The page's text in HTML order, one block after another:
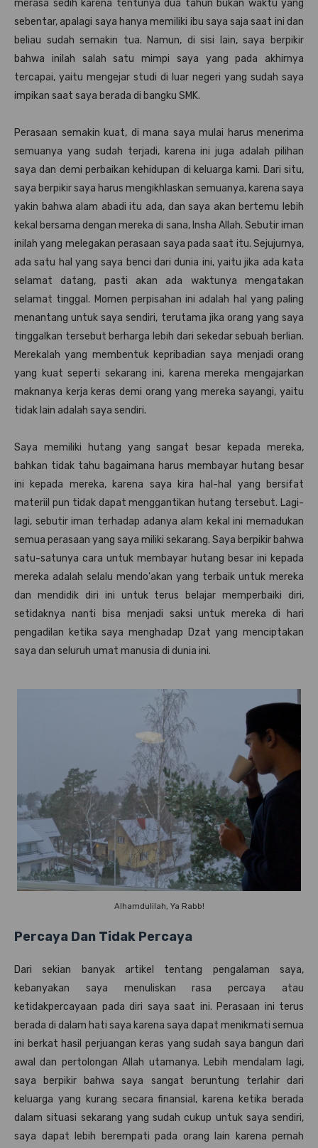
merasa sedih karena tentunya dua tahun bukan waktu yang
sebentar, apalagi saya hanya memiliki ibu saya saja saat ini dan
beliau sudah semakin tua. Namun, di sisi lain, saya berpikir
bahwa inilah salah satu mimpi saya yang pada akhirnya
tercapai, yaitu mengejar studi di luar negeri yang sudah saya
impikan saat saya berada di bangku SMK.
Perasaan semakin kuat, di mana saya mulai harus menerima
semuanya yang sudah terjadi, karena ini juga adalah pilihan
saya dan demi perbaikan kehidupan di keluarga kami. Dari situ,
saya berpikir saya harus mengikhlaskan semuanya, karena saya
yakin bahwa alam abadi itu ada, dan saya akan bertemu lebih
kekal bersama dengan mereka di sana, Insha Allah. Sebutir iman
inilah yang melegakan perasaan saya pada saat itu. Sejujurnya,
ada satu hal yang saya benci dari dunia ini, yaitu jika ada kata
selamat datang, pasti akan ada waktunya mengatakan
selamat tinggal. Momen perpisahan ini adalah hal yang paling
menantang untuk saya sendiri, terutama jika orang yang saya
tinggalkan tersebut berharga lebih dari sekedar sebuah berlian.
Merekalah yang membentuk kepribadian saya menjadi orang
yang kuat seperti sekarang ini, karena mereka mengajarkan
maknanya kerja keras demi orang yang mereka sayangi, yaitu
tidak lain adalah saya sendiri.
Saya memiliki hutang yang sangat besar kepada mereka,
bahkan tidak tahu bagaimana harus membayar hutang besar
ini kepada mereka, karena saya kira hal-hal yang bersifat
materiil pun tidak dapat menggantikan hutang tersebut. Lagi-
lagi, sebutir iman terhadap adanya alam kekal ini memadukan
semua perasaan yang saya miliki sekarang. Saya berpikir bahwa
satu-satunya cara untuk membayar hutang besar ini kepada
mereka adalah selalu mendo'akan yang terbaik untuk mereka
dan mendidik diri ini untuk terus belajar memperbaiki diri,
setidaknya nanti bisa menjadi saksi untuk mereka di hari
pengadilan ketika saya menghadap Dzat yang menciptakan
saya dan seluruh umat manusia di dunia ini.
Alhamdulilah, Ya Rabb!
Percaya Dan Tidak Percaya
Dari sekian banyak artikel tentang pengalaman saya,
kebanyakan saya menuliskan rasa percaya atau
ketidakpercayaan pada diri saya saat ini. Perasaan ini terus
berada di dalam hati saya karena saya dapat menikmati semua
ini berkat hasil perjuangan keras yang sudah saya bangun dari
awal dan pertolongan Allah utamanya. Lebih mendalam lagi,
saya berpikir bahwa saya sangat beruntung terlahir dari
keluarga yang kurang secara finansial, karena ketika berada
dalam situasi sekarang yang sudah cukup untuk saya sendiri,
saya dapat lebih berempati pada orang lain karena pernah